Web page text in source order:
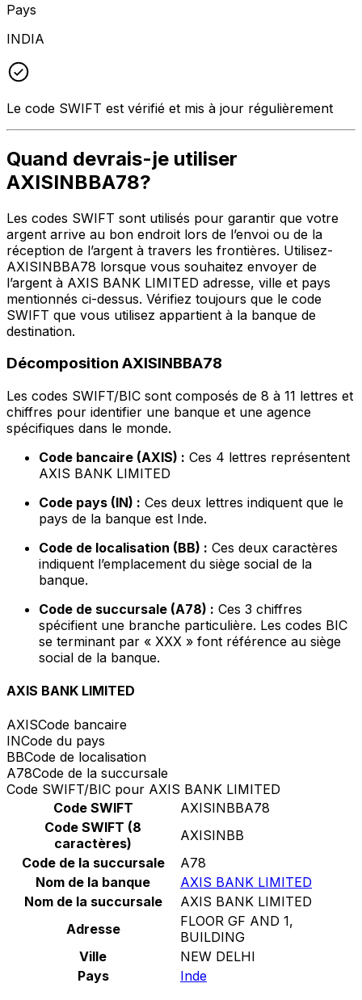
Pays
INDIA
Le code SWIFT est vérifié et mis à jour régulièrement
Quand devrais-je utiliser
AXISINBBA78?
Les codes SWIFT sont utilisés pour garantir que votre
argent arrive au bon endroit lors de l’envoi ou de la
réception de l’argent à travers les frontières. Utilisez-
AXISINBBA78 lorsque vous souhaitez envoyer de
l’argent à AXIS BANK LIMITED adresse, ville et pays
mentionnés ci-dessus. Vérifiez toujours que le code
SWIFT que vous utilisez appartient à la banque de
destination.
Décomposition AXISINBBA78
Les codes SWIFT/BIC sont composés de 8 à 11 lettres et
chiffres pour identifier une banque et une agence
spécifiques dans le monde.
Code bancaire (AXIS) : Ces 4 lettres représentent
AXIS BANK LIMITED
Code pays (IN) : Ces deux lettres indiquent que le
pays de la banque est Inde.
Code de localisation (BB) : Ces deux caractères
indiquent l’emplacement du siège social de la
banque.
Code de succursale (A78) : Ces 3 chiffres
spécifient une branche particulière. Les codes BIC
se terminant par « XXX » font référence au siège
social de la banque.
AXIS BANK LIMITED
AXISCode bancaire
INCode du pays
BBCode de localisation
A78Code de la succursale
Code SWIFT/BIC pour AXIS BANK LIMITED
Code SWIFT
AXISINBBA78
Code SWIFT (8
caractères)
AXISINBB
Code de la succursale
A78
Nom de la banque
AXIS BANK LIMITED
Nom de la succursale
AXIS BANK LIMITED
Adresse
FLOOR GF AND 1,
BUILDING
Ville
NEW DELHI
Pays
Inde